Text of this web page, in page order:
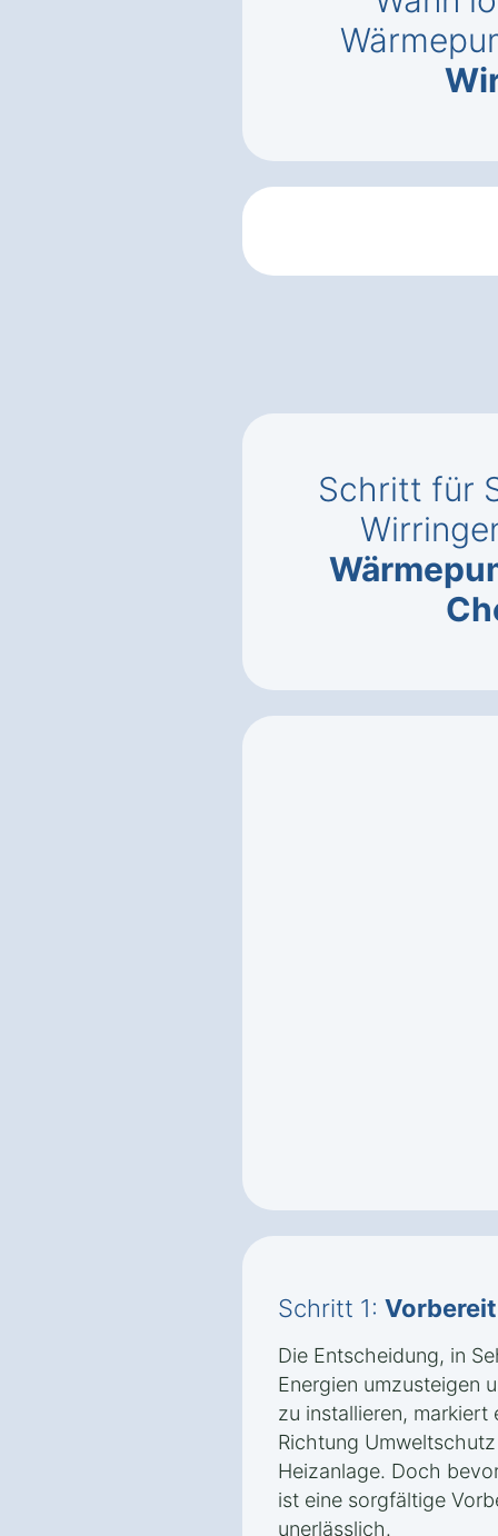
Schritt für
Schritt 1:
Die Entscheidung, in
Energien umzusteigen
zu installieren,
Richtung
Heizanlage. Doch
ist eine sorgfältige
unerlässlich.